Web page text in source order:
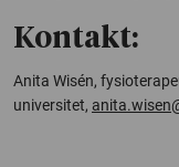
Kontakt:
Anita Wisén,
universitet,